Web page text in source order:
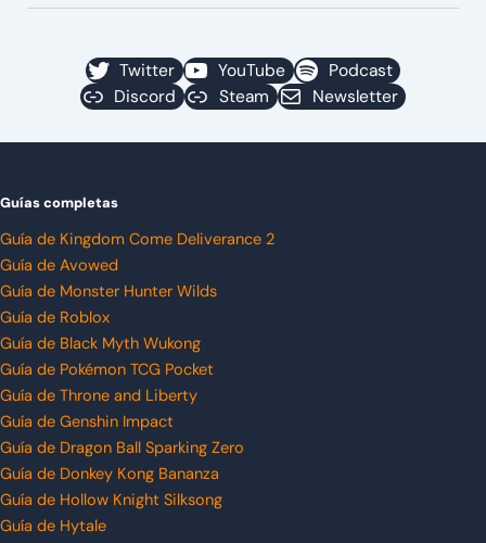
Twitter YouTube
Podcast
Discord
Steam Newsletter
Guías completas
Guía de Kingdom Come Deliverance 2
Guía de Avowed
Guía de Monster Hunter Wilds
Guía de Roblox
Guía de Black Myth Wukong
Guía de Pokémon TCG Pocket
Guía de Throne and Liberty
Guía de Genshin Impact
Guía de Dragon Ball Sparking Zero
Guía de Donkey Kong Bananza
Guía de Hollow Knight Silksong
Guía de Hytale